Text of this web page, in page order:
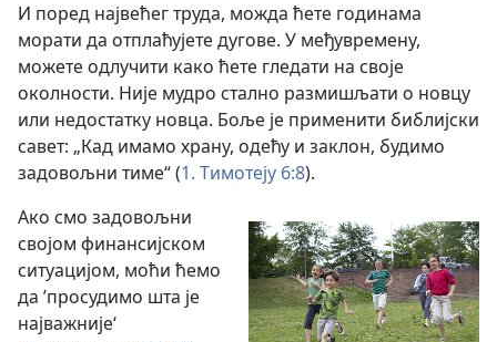
И поред највећег труда, можда ћете годинама
морати да отплаћујете дугове. У међувремену,
можете одлучити како ћете гледати на своје
околности. Није мудро стално размишљати о новцу
или недостатку новца. Боље је применити библијски
савет: „Кад имамо храну, одећу и заклон, будимо
задовољни тиме“ (1. Тимотеју 6:8).
Ако смо задовољни
својом финансијском
ситуацијом, моћи ћемо
да ’просудимо шта је
најважније‘